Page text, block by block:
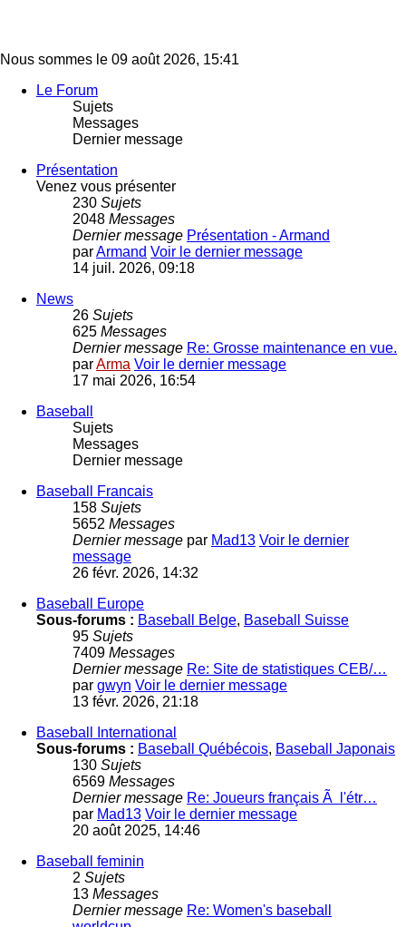
Nous sommes le 09 août 2026, 15:41
Le Forum
Sujets
Messages
Dernier message
Présentation
Venez vous présenter
230 Sujets
2048 Messages
Dernier message Présentation - Armand
parArmand Voir le dernier message
14 juil. 2026, 09:18
News
26 Sujets
625 Messages
Dernier message Re: Grosse maintenance en vue.
parArma Voir le dernier message
17 mai 2026, 16:54
Baseball
Sujets
Messages
Dernier message
Baseball Francais
158 Sujets
5652 Messages
Dernier message par Mad13 Voir le dernier
message
26 févr. 2026, 14:32
Baseball Europe
Sous-forums : Baseball Belge, Baseball Suisse
95 Sujets
7409 Messages
Dernier message Re: Site de statistiques CEB/…
par gwyn Voir le dernier message
13 févr. 2026, 21:18
Baseball International
Sous-forums : Baseball Québécois, Baseball Japonais
130 Sujets
6569 Messages
Dernier message Re: Joueurs français Ã l'étr…
par Mad13 Voir le dernier message
20 août 2025, 14:46
Baseball feminin
2 Sujets
13 Messages
Dernier message Re: Women's baseball